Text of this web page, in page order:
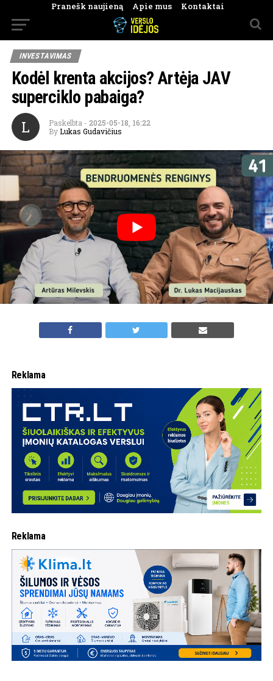
Pranešk naujieną Apie mus Kontaktai
INVESTAVIMAS
Kodėl krenta akcijos? Artėja JAV
superciklo pabaiga?
L Paskelbta - 2025-05-18, 16:22
By Lukas Gudavičius
Reklama
Reklama